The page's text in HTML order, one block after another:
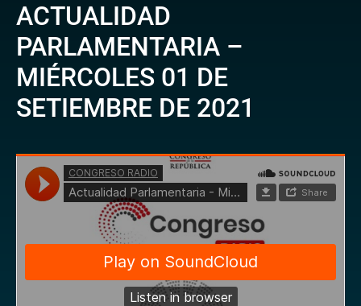
ACTUALIDAD
PARLAMENTARIA –
MIÉRCOLES 01 DE
SETIEMBRE DE 2021